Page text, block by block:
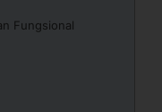
Fungsional